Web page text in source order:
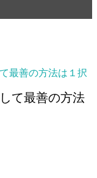
最善の方法は１択
て最善の方法